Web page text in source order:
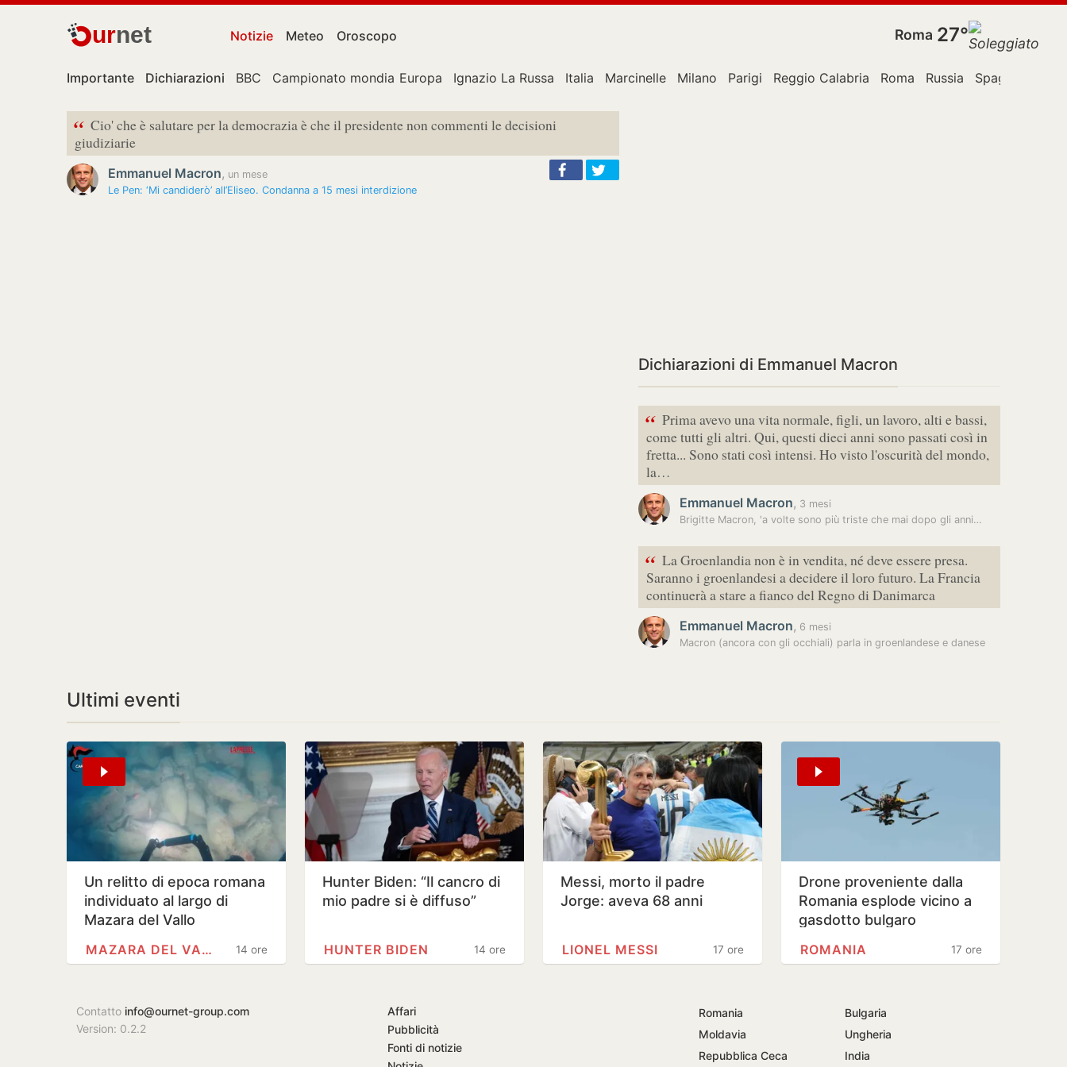
urnet Notizie Meteo Oroscopo Roma 27°
Importante Dichiarazioni BBC Campionato mondialeEuropa Ignazio La Russa Italia Marcinelle Milano Parigi Reggio Calabria Roma Russia Spagna
“ Cio' che è salutare per la democrazia è che il presidente non commenti le decisioni
giudiziarie
Emmanuel Macron, un mese
Le Pen: ‘Mi candiderò’ all’Eliseo. Condanna a 15 mesi interdizione
Dichiarazioni di Emmanuel Macron
“ Prima avevo una vita normale, figli, un lavoro, alti e bassi,
come tutti gli altri. Qui, questi dieci anni sono passati così in
fretta... Sono stati così intensi. Ho visto l'oscurità del mondo,
la…
Emmanuel Macron, 3 mesi
Brigitte Macron, 'a volte sono più triste che mai dopo gli anni…
“ La Groenlandia non è in vendita, né deve essere presa.
Saranno i groenlandesi a decidere il loro futuro. La Francia
continuerà a stare a fianco del Regno di Danimarca
Emmanuel Macron, 6 mesi
Macron (ancora con gli occhiali) parla in groenlandese e danese
Ultimi eventi
Un relitto di epoca romana
individuato al largo di
Mazara del Vallo
14 ore
MAZARA DEL VALLO
Hunter Biden: “Il cancro di
mio padre si è diffuso”
14 ore
HUNTER BIDEN
Messi, morto il padre
Jorge: aveva 68 anni
17 ore
LIONEL MESSI
Drone proveniente dalla
Romania esplode vicino a
gasdotto bulgaro
17 ore
ROMANIA
Contatto info@ournet-group.com
Version: 0.2.2
Affari
Pubblicità
Fonti di notizie
Romania
Bulgaria
Moldavia
Ungheria
Repubblica Ceca
India